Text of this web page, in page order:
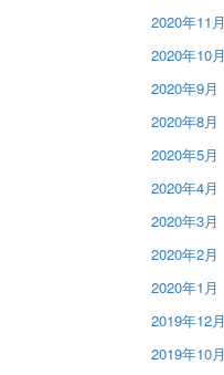
2020年11月
2020年10月
2020年9月
2020年8月
2020年5月
2020年4月
2020年3月
2020年2月
2020年1月
2019年12月
2019年10月